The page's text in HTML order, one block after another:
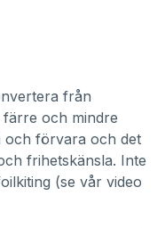
från
och mindre
och förvara och det
frihetskänsla. Inte
(se vår video